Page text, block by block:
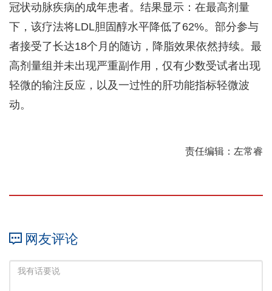
冠状动脉疾病的成年患者。结果显示：在最高剂量
下，该疗法将LDL胆固醇水平降低了62%。部分参与
者接受了长达18个月的随访，降脂效果依然持续。最
高剂量组并未出现严重副作用，仅有少数受试者出现
轻微的输注反应，以及一过性的肝功能指标轻微波
动。
责任编辑：左常睿
网友评论